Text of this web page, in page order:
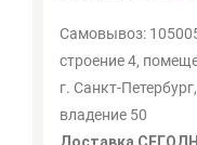
Самовывоз:
строение 4,
г. Санкт-
владение 50